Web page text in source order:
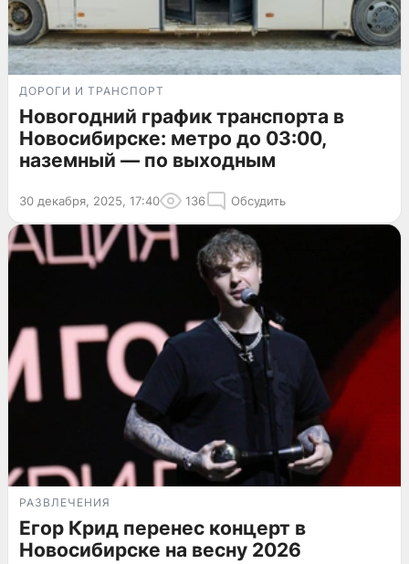
ДОРОГИ И ТРАНСПОРТ
Новогодний график транспорта в
Новосибирске: метро до 03:00,
наземный — по выходным
30 декабря, 2025, 17:40 136 Обсудить
РАЗВЛЕЧЕНИЯ
Егор Крид перенес концерт в
Новосибирске на весну 2026